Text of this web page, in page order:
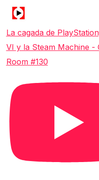
La cagada de
VI y la Steam Machine -
Room #130